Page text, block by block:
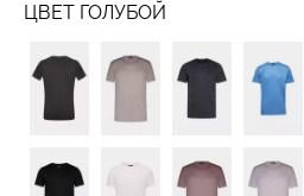
ЦВЕТ ГОЛУБОЙ